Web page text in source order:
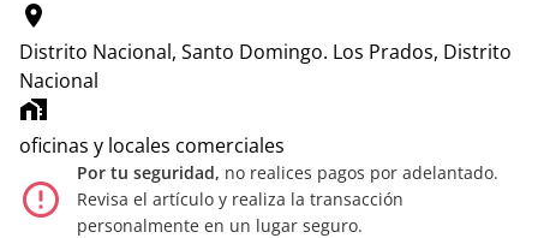
location_on
Distrito Nacional, Santo Domingo. Los Prados, Distrito
Nacional
home_work
oficinas y locales comerciales
error_outline
Por tu seguridad, no realices pagos por adelantado.
Revisa el artículo y realiza la transacción
personalmente en un lugar seguro.